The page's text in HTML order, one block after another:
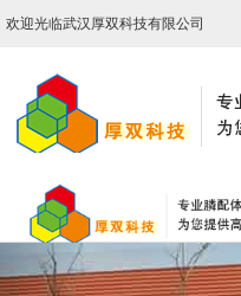
欢迎光临武汉厚双科技有限公司
Previous